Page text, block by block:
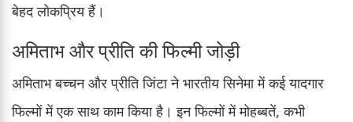
बेहद लोकप्रिय हैं।
अमिताभ और प्रीति की फिल्मी जोड़ी
अमिताभ बच्चन और प्रीति जिंटा ने भारतीय सिनेमा में कई यादगार
फिल्मों में एक साथ काम किया है। इन फिल्मों में मोहब्बतें, कभी